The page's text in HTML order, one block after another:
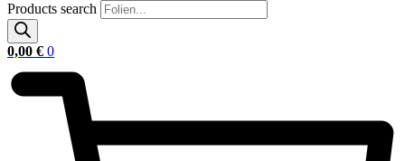
Products search
0,00 € 0